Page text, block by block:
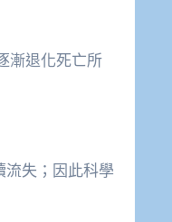
漸退化死亡所
流失；因此科學